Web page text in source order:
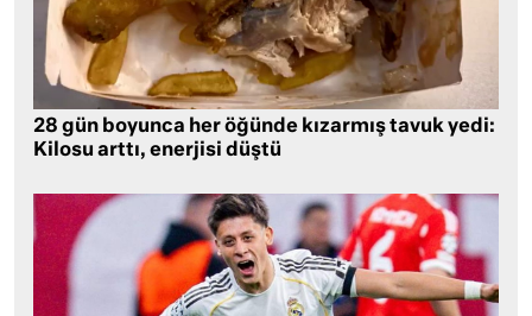
28 gün boyunca her öğünde kızarmış tavuk yedi:
Kilosu arttı, enerjisi düştü